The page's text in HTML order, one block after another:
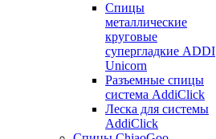
Спицы
металлические
круговые
супергладкие ADDI
Unicorn
Разъемные спицы
система AddiClick
Леска для системы
AddiClick